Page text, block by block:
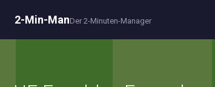
2-Min-ManDer 2-Minuten-Manager